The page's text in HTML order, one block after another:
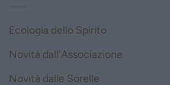
Ecologia dello Spirito
Novità dall'Associazione
Novità dalle Sorelle